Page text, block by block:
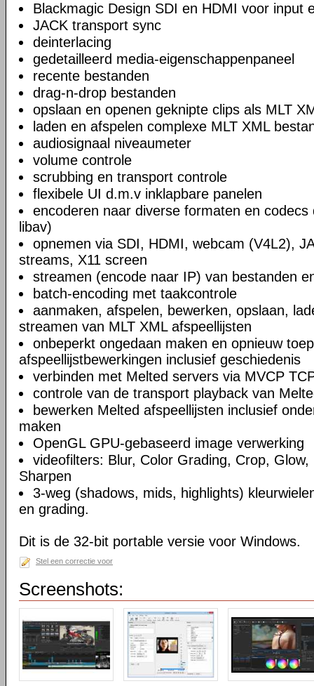
Blackmagic Design SDI en HDMI voor input
JACK transport sync
deinterlacing
gedetailleerd media-eigenschappenpaneel
recente bestanden
drag-n-drop bestanden
opslaan en openen geknipte clips als MLT
laden en afspelen complexe MLT XML
audiosignaal niveaumeter
volume controle
scrubbing en transport controle
flexibele UI d.m.v inklapbare panelen
encoderen naar diverse formaten en codecs
libav)
opnemen via SDI, HDMI, webcam (V4L2),
streams, X11 screen
streamen (encode naar IP) van bestanden
batch-encoding met taakcontrole
aanmaken, afspelen, bewerken, opslaan,
streamen van MLT XML afspeellijsten
onbeperkt ongedaan maken en opnieuw
afspeellijstbewerkingen inclusief geschiedenis
verbinden met Melted servers via MVCP
controle van de transport playback van
bewerken Melted afspeellijsten inclusief
maken
OpenGL GPU-gebaseerd image verwerking
videofilters: Blur, Color Grading, Crop,
Sharpen
3-weg (shadows, mids, highlights)
en grading.
Dit is de 32-bit portable versie voor Windows.
Stel een correctie voor
Screenshots: